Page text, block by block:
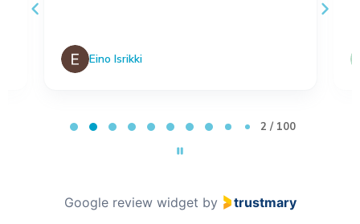
Eino Isrikki
2 / 100
Google review widget by trustmary